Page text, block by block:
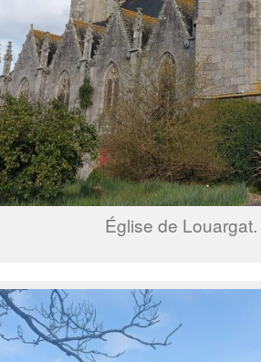
Église de Louargat.